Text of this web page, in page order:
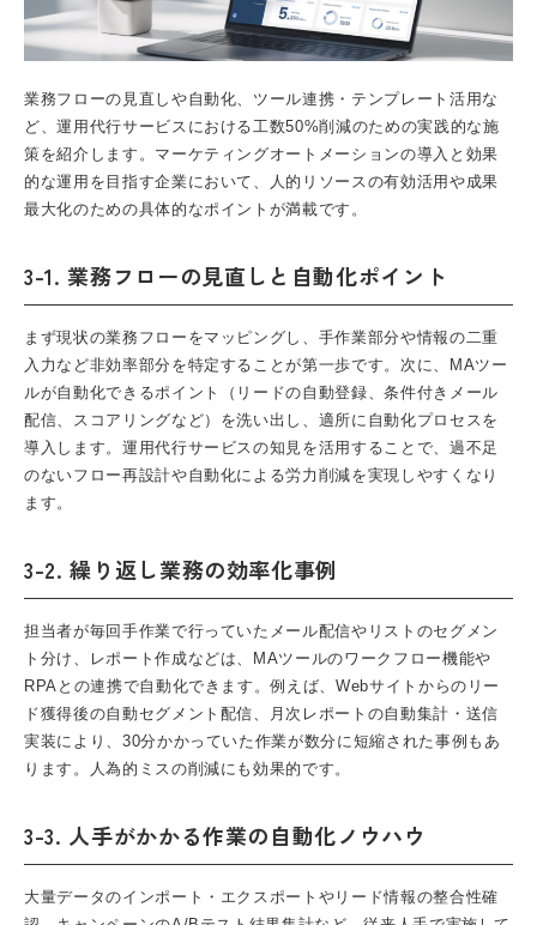
業務フローの見直しや自動化、ツール連携・テンプレート活用な
ど、運用代行サービスにおける工数50%削減のための実践的な施
策を紹介します。 マーケティングオートメーションの導入と効果
的な運用を目指す企業において、人的リソースの有効活用や成果
最大化のための具体的なポイントが満載です。
3-1. 業務フローの見直しと自動化ポイント
まず現状の業務フローをマッピングし、手作業部分や情報の二重
入力など非効率部分を特定することが第一歩です。次に、MAツー
ルが自動化できるポイント（リードの自動登録、条件付きメール
配信、スコアリングなど）を洗い出し、適所に自動化プロセスを
導入します。運用代行サービスの知見を活用することで、過不足
のないフロー再設計や自動化による労力削減を実現しやすくなり
ます。
3-2. 繰り返し業務の効率化事例
担当者が毎回手作業で行っていたメール配信やリストのセグメン
ト分け、レポート作成などは、MAツールのワークフロー機能や
RPAとの連携で自動化できます。例えば、Webサイトからのリー
ド獲得後の自動セグメント配信、月次レポートの自動集計・送信
実装により、30分かかっていた作業が数分に短縮された事例もあ
ります。人為的ミスの削減にも効果的です。
3-3. 人手がかかる作業の自動化ノウハウ
大量データのインポート・エクスポートやリード情報の整合性確